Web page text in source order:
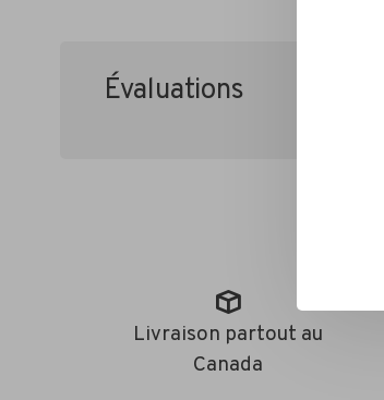
Évaluations
Livraison partout au
Canada